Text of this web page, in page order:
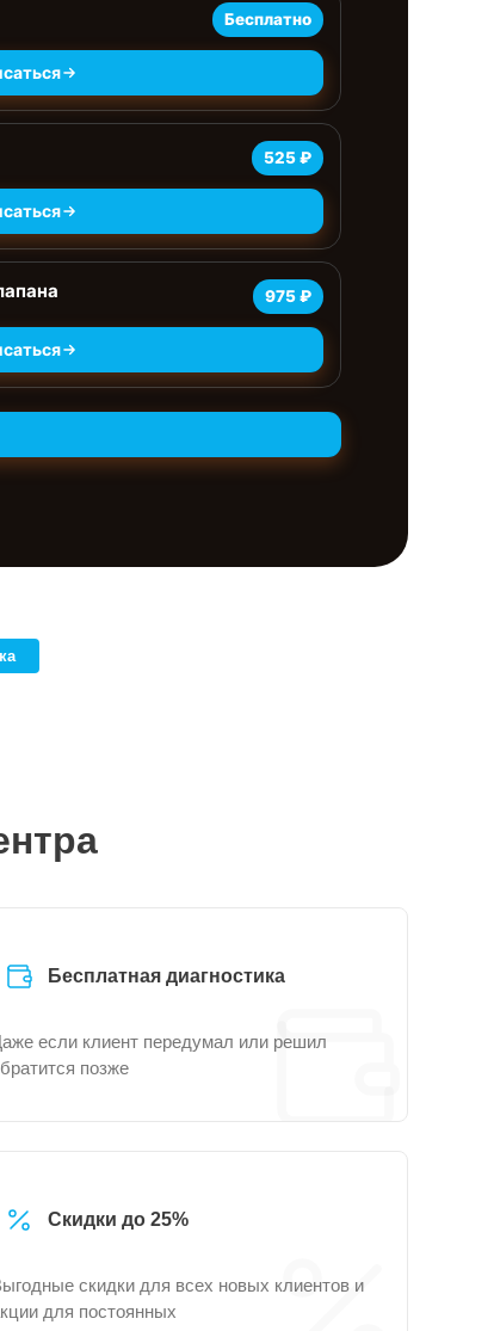
Бесплатно
525 ₽
975 ₽
Бесплатная диагностика
если клиент передумал или решил
позже
Скидки до 25%
скидки для всех новых клиентов и
для постоянных